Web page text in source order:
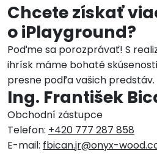
Chcete získať
o iPlayground?
Poďme sa porozprávať! S
ihrísk máme bohaté
presne podľa vašich predstáv.
Ing. František
Obchodní zástupce
Telefon: +420 777 287 858
E-mail: fbican.jr@onyx-